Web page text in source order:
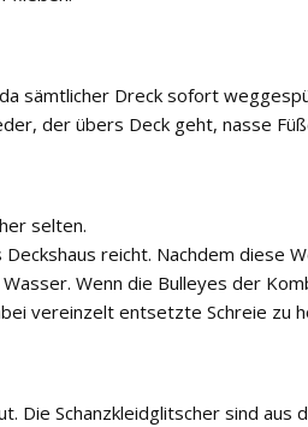
sämtlicher Dreck sofort
der übers Deck geht, nasse
selten.
reicht. Nachdem diese
Wenn die Bulleyes der
vereinzelt entsetzte Schreie zu
Die Schanzkleidglitscher sind aus